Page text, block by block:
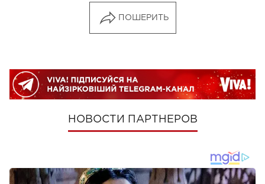
ПОШЕРИТЬ
НОВОСТИ ПАРТНЕРОВ